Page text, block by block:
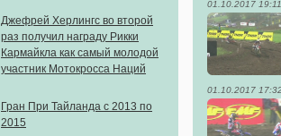
Джефрей Херлингс во второй
раз получил награду Рикки
Кармайкла как самый молодой
участник Мотокросса Наций
Гран При Тайланда с 2013 по
2015
01.10.2017 19:11
01.10.2017